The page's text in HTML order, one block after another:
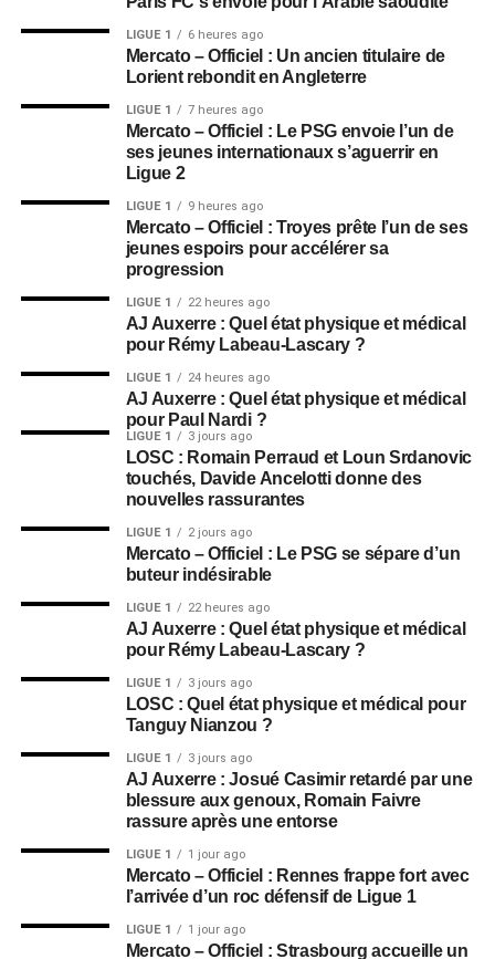
LIGUE 1 6 heures ago
Mercato – Officiel : Un ancien titulaire de
Lorient rebondit en Angleterre
LIGUE 1 7 heures ago
Mercato – Officiel : Le PSG envoie l’un de
ses jeunes internationaux s’aguerrir en
Ligue 2
LIGUE 1 9 heures ago
Mercato – Officiel : Troyes prête l’un de ses
jeunes espoirs pour accélérer sa
progression
LIGUE 1 22 heures ago
AJ Auxerre : Quel état physique et médical
pour Rémy Labeau-Lascary ?
LIGUE 1 24 heures ago
AJ Auxerre : Quel état physique et médical
pour Paul Nardi ?
LIGUE 1 3 jours ago
LOSC : Romain Perraud et Loun Srdanovic
touchés, Davide Ancelotti donne des
nouvelles rassurantes
LIGUE 1 2 jours ago
Mercato – Officiel : Le PSG se sépare d’un
buteur indésirable
LIGUE 1 22 heures ago
AJ Auxerre : Quel état physique et médical
pour Rémy Labeau-Lascary ?
LIGUE 1 3 jours ago
LOSC : Quel état physique et médical pour
Tanguy Nianzou ?
LIGUE 1 3 jours ago
AJ Auxerre : Josué Casimir retardé par une
blessure aux genoux, Romain Faivre
rassure après une entorse
LIGUE 1 1 jour ago
Mercato – Officiel : Rennes frappe fort avec
l’arrivée d’un roc défensif de Ligue 1
LIGUE 1 1 jour ago
Mercato – Officiel : Strasbourg accueille un